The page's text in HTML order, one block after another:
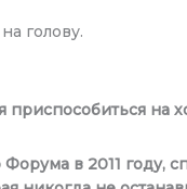
голову.
приспособиться на
в 2011 году,